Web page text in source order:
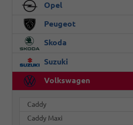
Opel
Peugeot
Skoda
Suzuki
Volkswagen
Caddy
Caddy Maxi